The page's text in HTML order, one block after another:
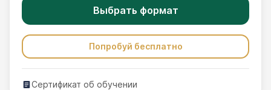
Выбрать формат
Попробуй бесплатно
Сертификат об обучении